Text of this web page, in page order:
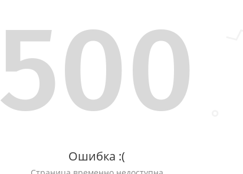
500
Ошибка :(